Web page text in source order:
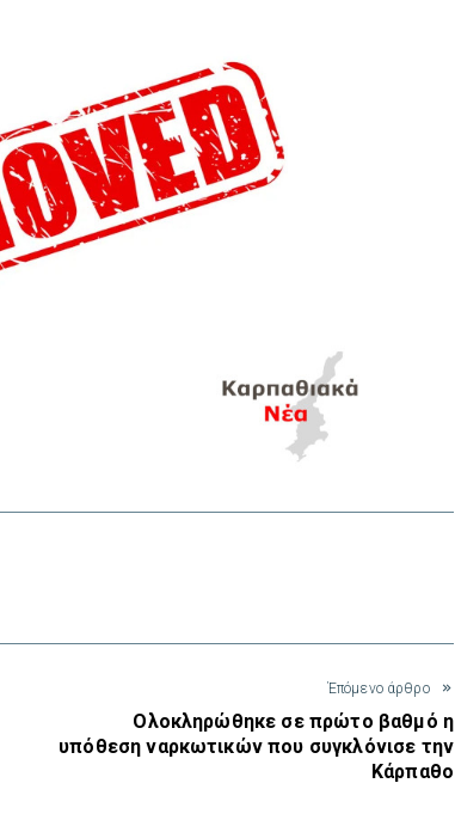
Έπόμενο άρθρο
Ολοκληρώθηκε σε πρώτο βαθμό η
υπόθεση ναρκωτικών που συγκλόνισε την
Κάρπαθο